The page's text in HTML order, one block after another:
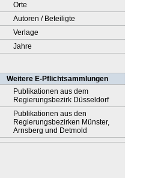
Orte
Autoren / Beteiligte
Verlage
Jahre
Weitere E-Pflichtsammlungen
Publikationen aus dem
Regierungsbezirk Düsseldorf
Publikationen aus den
Regierungsbezirken Münster,
Arnsberg und Detmold